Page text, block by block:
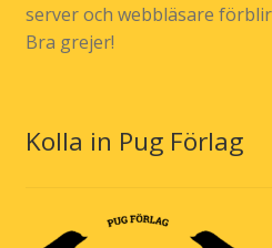
server och webbläsare
Bra grejer!
Kolla in Pug Förlag